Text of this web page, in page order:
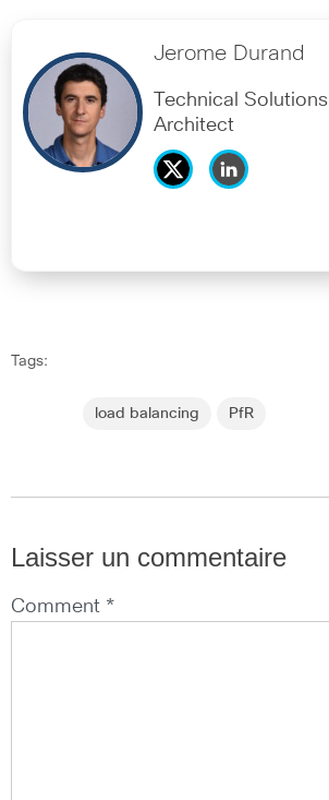
Jerome Durand
Technical Solutions
Architect
Tags:
load balancing PfR
Laisser un commentaire
Comment *